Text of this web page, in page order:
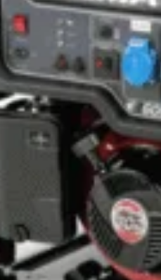
ELECTROMIG 330
AQUA - APARAT DE
TELWIN tip MIG-
MAG/TIG/MMA
18.690lei
ADAUGĂ ÎN COȘ